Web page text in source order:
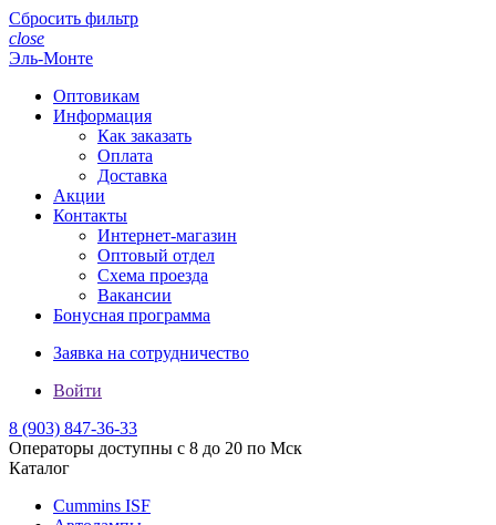
Сбросить фильтр
close
Эль-Монте
Оптовикам
Информация
Как заказать
Оплата
Доставка
Акции
Контакты
Интернет-магазин
Оптовый отдел
Схема проезда
Вакансии
Бонусная программа
Заявка на сотрудничество
Войти
8 (903) 847-36-33
Операторы доступны с 8 до 20 по Мск
Каталог
Cummins ISF